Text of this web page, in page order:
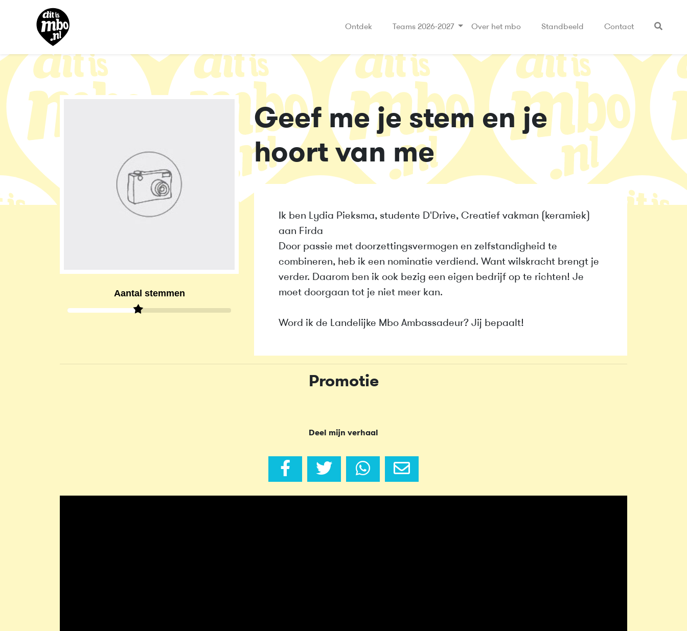
Ontdek Teams 2026-2027 Over het mbo Standbeeld Contact
Aantal stemmen
Geef me je stem en je
hoort van me
Ik ben Lydia Pieksma, studente D'Drive, Creatief vakman (keramiek)
aan Firda
Door passie met doorzettingsvermogen en zelfstandigheid te
combineren, heb ik een nominatie verdiend. Want wilskracht brengt je
verder. Daarom ben ik ook bezig een eigen bedrijf op te richten! Je
moet doorgaan tot je niet meer kan.
Word ik de Landelijke Mbo Ambassadeur? Jij bepaalt!
Promotie
Deel mijn verhaal